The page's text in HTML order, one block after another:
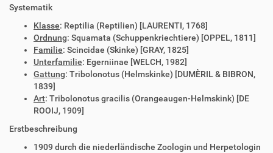
Systematik
Klasse: Reptilia (Reptilien) [LAURENTI, 1768]
Ordnung: Squamata (Schuppenkriechtiere) [OPPEL, 1811]
Familie: Scincidae (Skinke) [GRAY, 1825]
Unterfamilie: Egerniinae [WELCH, 1982]
Gattung: Tribolonotus (Helmskinke) [DUMÈRIL & BIBRON,
1839]
Art: Tribolonotus gracilis (Orangeaugen-Helmskink) [DE
ROOIJ, 1909]
Erstbeschreibung
1909 durch die niederländische Zoologin und Herpetologin